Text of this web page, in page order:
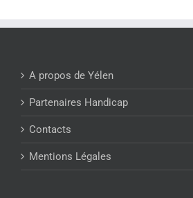
A propos de Yélen
Partenaires Handicap
Contacts
Mentions Légales